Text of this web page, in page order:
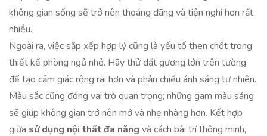
không gian sống sẽ trở nên thoáng đãng và tiện nghi hơn rất
nhiều.
Ngoài ra, việc sắp xếp hợp lý cũng là yếu tố then chốt trong
thiết kế phòng ngủ nhỏ. Hãy thử đặt gương lớn trên tường
để tạo cảm giác rộng rãi hơn và phản chiếu ánh sáng tự nhiên.
Màu sắc cũng đóng vai trò quan trọng; những gam màu sáng
sẽ giúp không gian trở nên mở và nhẹ nhàng hơn. Kết hợp
giữa sử dụng nội thất đa năng và cách bài trí thông minh,